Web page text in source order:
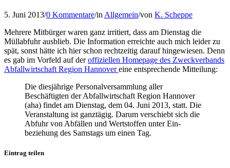
5. Juni 2013/0 Kommentare/in Allgemein/von K. Scheppe
Mehrere Mitbürger waren ganz irritiert, dass am Dienstag die
Müllabfuhr ausblieb. Die Information erreichte auch mich leider zu
spät, sonst hätte ich hier schon rechtzeitig darauf hingewiesen. Denn
es gab im Vorfeld auf deroffiziellen Homepage des Zweckverbands
Abfallwirtschaft Region Hannovereine entsprechende Mitteilung:
Die diesjährige Personalversammlung aller
Beschäftigten der Abfallwirtschaft Region Hannover
(aha) findet am Dienstag, dem 04. Juni 2013, statt. Die
Veranstaltung ist ganztägig. Darum verschiebt sich die
Abfuhr von Abfällen und Wertstoffen unter Ein-
beziehung des Samstags um einen Tag.
Eintrag teilen